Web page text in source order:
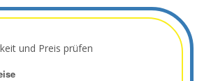
und Preis prüfen